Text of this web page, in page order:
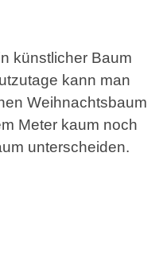
künstlicher Baum
kann man
Weihnachtsbaum
Meter kaum noch
unterscheiden.